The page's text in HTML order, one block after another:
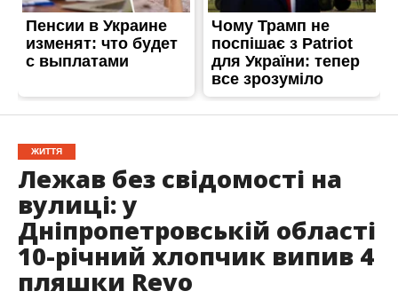
ЖИТТЯ
Лежав без свідомості на
вулиці: у
Дніпропетровській області
10-річний хлопчик випив 4
пляшки Revo